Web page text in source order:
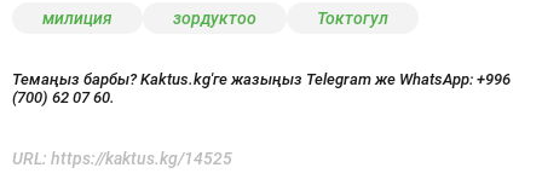
милиция зордуктоо Токтогул
Темаңыз барбы? Kaktus.kg'ге жазыңыз Telegram же WhatsApp: +996
(700) 62 07 60.
URL: https://kaktus.kg/14525